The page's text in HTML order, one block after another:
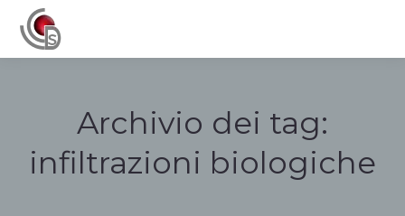
Archivio dei tag:
infiltrazioni biologiche